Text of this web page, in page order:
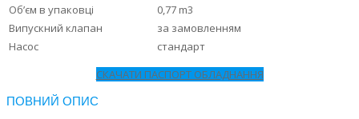
Об’єм в упаковці
0,77 m3
Випускний клапан
за замовленням
Насос
стандарт
СКАЧАТИ ПАСПОРТ ОБЛАДНАННЯ
ПОВНИЙ ОПИС